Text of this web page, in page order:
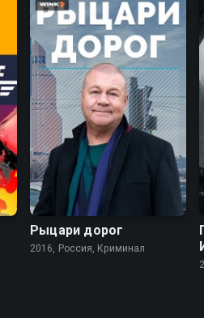
Рыцари дорог
2016, Россия, Криминал